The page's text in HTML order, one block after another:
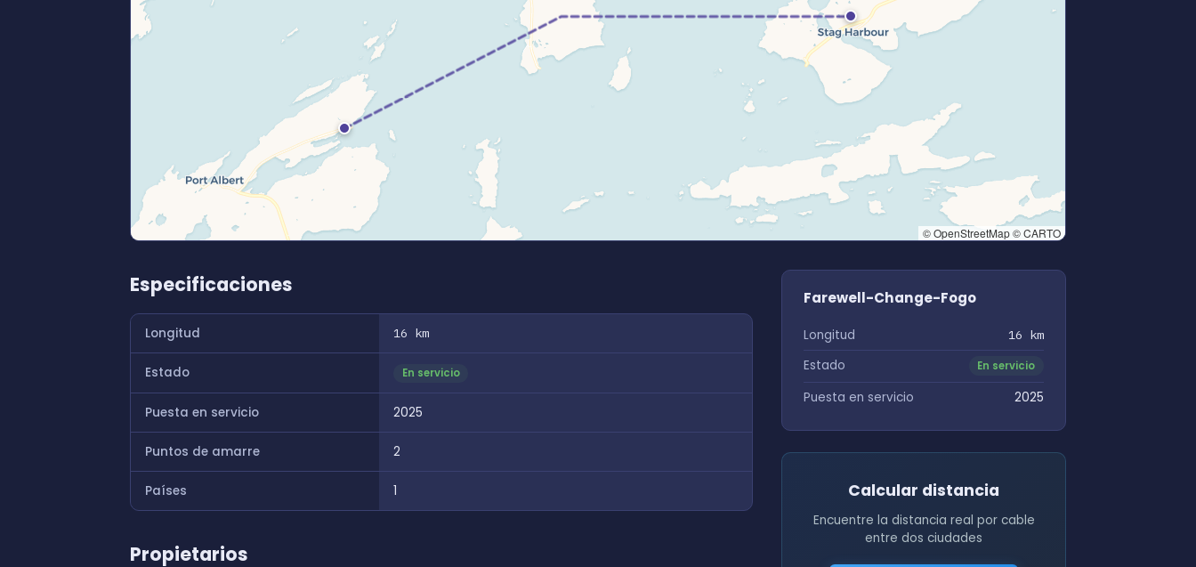
© OpenStreetMap © CARTO
Especificaciones
Longitud 16 km
Estado En servicio
Puesta en servicio 2025
Puntos de amarre 2
Países 1
Propietarios
Farewell-Change-Fogo
Longitud 16 km
Estado En servicio
Puesta en servicio 2025
Calcular distancia
Encuentre la distancia real por cable
entre dos ciudades